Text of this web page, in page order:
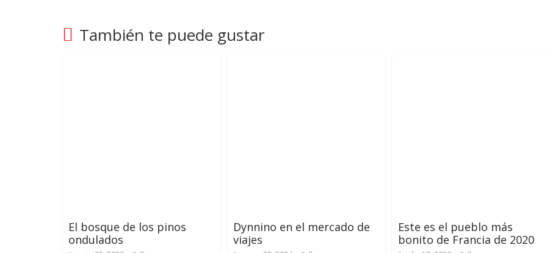
También te puede gustar
El bosque de los pinos
ondulados
Dynnino en el mercado de
viajes
Este es el pueblo más
bonito de Francia de 2020